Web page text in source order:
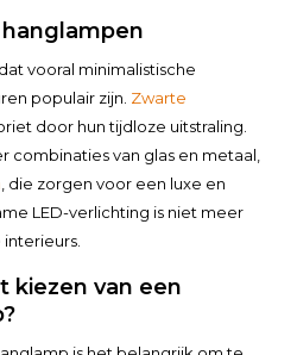
vooral minimalistische
populair zijn. Zwarte
door hun tijdloze uitstraling.
combinaties van glas en metaal,
, die zorgen voor een luxe en
LED-verlichting is niet meer
kiezen van een